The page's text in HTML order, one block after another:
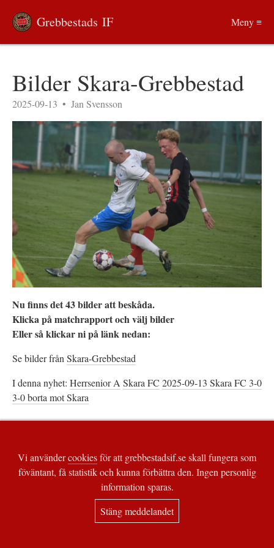
Bilder Skara-Grebbestad
2025-09-13 • Jan Svensson
Nu finns det 43 bilder att beskåda.
Klicka på matchrapport och välj bilder
Eller så klickar ni på länk nedan:
Se bilder från Skara-Grebbestad
I denna nyhet: Herrsenior A Skara FC 2025-09-13 Skara FC 3-0
3-0 borta mot Skara
Grebbestads IF Meny ≡
Vi användercookiesför att grebbestadsif.se skall fungera som
föväntant, få statistik och kunna förbättra den. Ingen personlig
information sparas.
Stäng meddelandet